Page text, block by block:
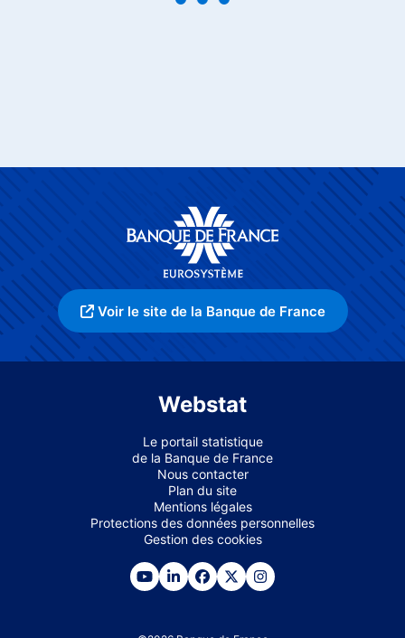
Voir le site de la Banque de France
Webstat
Le portail statistique
de la Banque de France
Nous contacter
Plan du site
Mentions légales
Protections des données personnelles
Gestion des cookies